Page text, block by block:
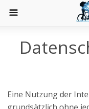
Eine Nutzung der